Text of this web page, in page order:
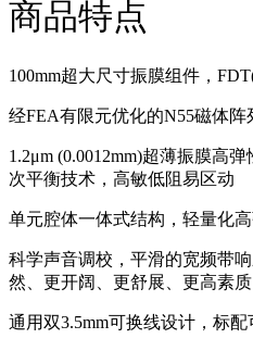
商品特点
100mm超大尺寸振膜组件，
经FEA有限元优化的N55磁体阵
1.2μm (0.0012mm)超薄振膜高
次平衡技术，高敏低阻易区动
单元腔体一体式结构，轻量化
科学声音调校，平滑的宽频带
然、更开阔、更舒展、更高素质
通用双3.5mm可换线设计，标